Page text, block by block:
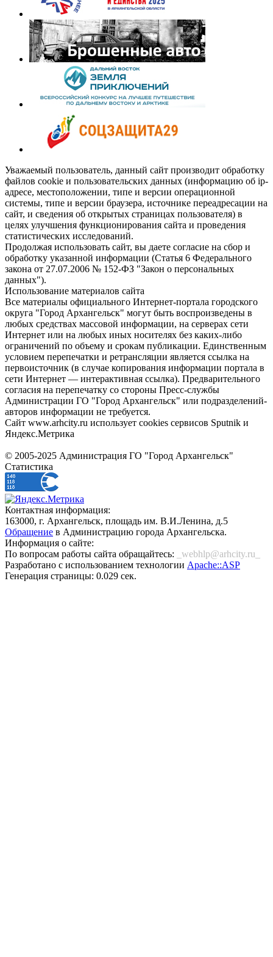
Уважаемый пользователь, данный сайт производит обработку
файлов cookie и пользовательских данных (информацию об ip-
адресе, местоположении, типе и версии операционной
системы, типе и версии браузера, источнике переадресации на
сайт, и сведения об открытых страницах пользователя) в
целях улучшения функционирования сайта и проведения
статистических исследований.
Продолжая использовать сайт, вы даете согласие на сбор и
обработку указанной информации (Статья 6 Федерального
закона от 27.07.2006 № 152-ФЗ "Закон о персональных
данных").
Использование материалов сайта
Все материалы официального Интернет-портала городского
округа "Город Архангельск" могут быть воспроизведены в
любых средствах массовой информации, на серверах сети
Интернет или на любых иных носителях без каких-либо
ограничений по объему и срокам публикации. Единственным
условием перепечатки и ретрансляции является ссылка на
первоисточник (в случае копирования информации портала в
сети Интернет — интерактивная ссылка). Предварительного
согласия на перепечатку со стороны Пресс-службы
Администрации ГО "Город Архангельск" или подразделений-
авторов информации не требуется.
Сайт www.arhcity.ru использует cookies сервисов Sputnik и
Яндекс.Метрика
© 2005-2025 Администрация ГО "Город Архангельск"
Статистика
Контактная информация:
163000, г. Архангельск, площадь им. В.И.Ленина, д.5
Обращение в Администрацию города Архангельска.
Информация о сайте:
По вопросам работы сайта обращайтесь:
_webhlp@arhcity.ru_
Разработано с использованием технологии Apache::ASP
Генерация страницы: 0.029 сек.